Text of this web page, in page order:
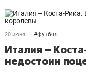
20 июня #футбол
Италия –
недостоин